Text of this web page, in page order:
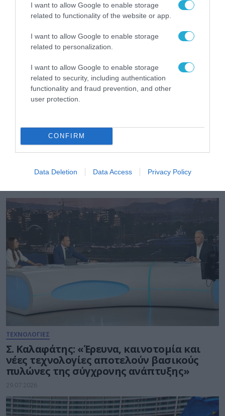
I want to allow Google to enable storage
related to functionality of the website or app.
I want to allow Google to enable storage
related to personalization.
I want to allow Google to enable storage
related to security, including authentication
functionality and fraud prevention, and other
user protection.
CONFIRM
Data Deletion Data Access Privacy Policy
ΟΛΗ Η ΡΟΗ ΕΙΔΗΣΕΩΝ
ΤΕΧΝΟΛΟΓΙΕΣ
Σ. Καλαφάτης: «Έρευνα, καινοτομία και
νέες τεχνολογίες αποτελούν βασικούς
πυλώνες της σύγχρονης ανάπτυξης»
29.07.2026